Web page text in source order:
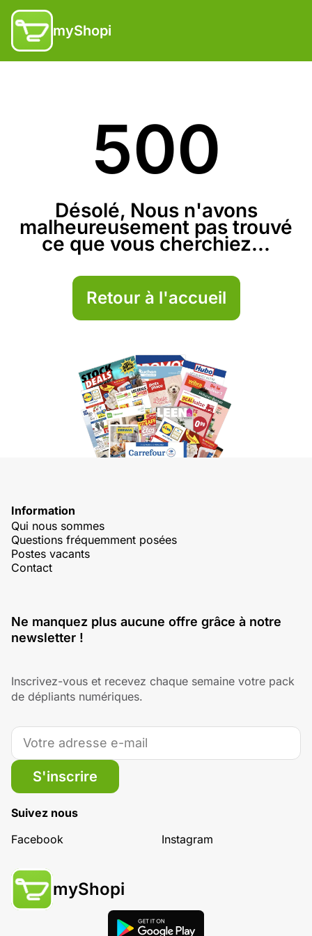
myShopi
500
Désolé, Nous n'avons
malheureusement pas trouvé
ce que vous cherchiez...
Retour à l'accueil
Information
Qui nous sommes
Questions fréquemment posées
Postes vacants
Contact
Ne manquez plus aucune offre grâce à notre
newsletter !
Inscrivez-vous et recevez chaque semaine votre pack
de dépliants numériques.
S'inscrire
Suivez nous
Facebook
Instagram
myShopi